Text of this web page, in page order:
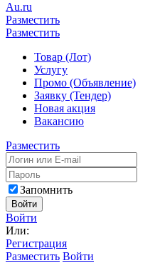
Au.ru
Разместить
Разместить
Товар (Лот)
Услугу
Промо (Объявление)
Заявку (Тендер)
Новая акция
Вакансию
Разместить
Запомнить
Войти
Войти
Или:
Регистрация
Разместить Войти